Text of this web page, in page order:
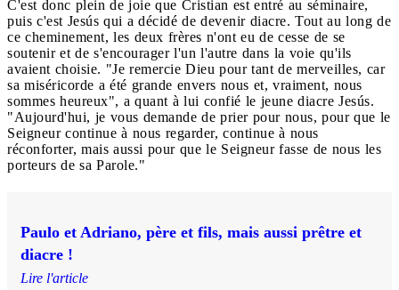
C'est donc plein de joie que Cristian est entré au séminaire,
puis c'est Jesús qui a décidé de devenir diacre. Tout au long de
ce cheminement, les deux frères n'ont eu de cesse de se
soutenir et de s'encourager l'un l'autre dans la voie qu'ils
avaient choisie. "Je remercie Dieu pour tant de merveilles, car
sa miséricorde a été grande envers nous et, vraiment, nous
sommes heureux", a quant à lui confié le jeune diacre Jesús.
"Aujourd'hui, je vous demande de prier pour nous, pour que le
Seigneur continue à nous regarder, continue à nous
réconforter, mais aussi pour que le Seigneur fasse de nous les
porteurs de sa Parole."
Paulo et Adriano, père et fils, mais aussi prêtre et
diacre !
Lire l'article